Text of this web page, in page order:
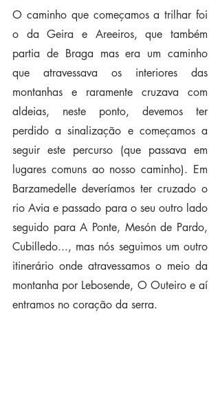
O caminho que começamos a trilhar foi
o da Geira e Areeiros, que também
partia de Braga mas era um caminho
que atravessava os interiores das
montanhas e raramente cruzava com
aldeias, neste ponto, devemos ter
perdido a sinalização e começamos a
seguir este percurso (que passava em
lugares comuns ao nosso caminho). Em
Barzamedelle deveríamos ter cruzado o
rio Avia e passado para o seu outro lado
seguido para A Ponte, Mesón de Pardo,
Cubilledo..., mas nós seguimos um outro
itinerário onde atravessamos o meio da
montanha por Lebosende, O Outeiro e aí
entramos no coração da serra.